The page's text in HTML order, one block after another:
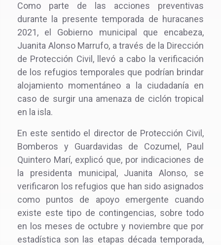
Como parte de las acciones preventivas
durante la presente temporada de huracanes
2021, el Gobierno municipal que encabeza,
Juanita Alonso Marrufo, a través de la Dirección
de Protección Civil, llevó a cabo la verificación
de los refugios temporales que podrían brindar
alojamiento momentáneo a la ciudadanía en
caso de surgir una amenaza de ciclón tropical
en la isla.
En este sentido el director de Protección Civil,
Bomberos y Guardavidas de Cozumel, Paul
Quintero Marí, explicó que, por indicaciones de
la presidenta municipal, Juanita Alonso, se
verificaron los refugios que han sido asignados
como puntos de apoyo emergente cuando
existe este tipo de contingencias, sobre todo
en los meses de octubre y noviembre que por
estadística son las etapas década temporada,